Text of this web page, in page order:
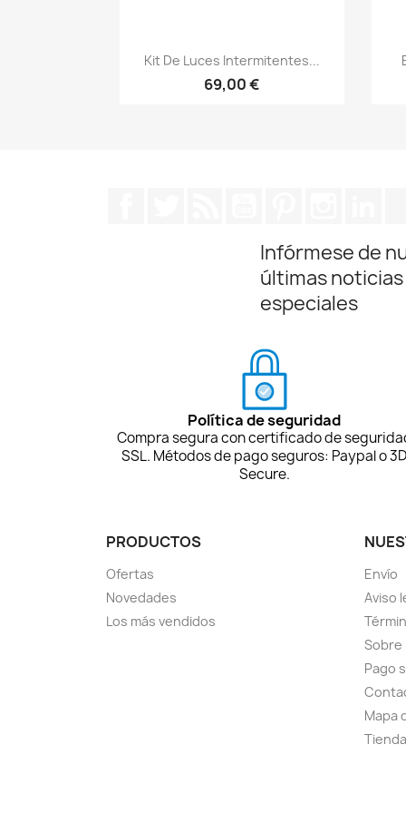
Vista rápida
Kit De Luces Intermitentes...
69,00 €
Infórmese de
últimas
especiales
Política de seguridad
Compra segura con certificado de
SSL. Métodos de pago seguros: Paypal o 3D
Secure.
PRODUCTOS
Ofertas
Novedades
Los más vendidos
Envío
Aviso
Pago
Mapa